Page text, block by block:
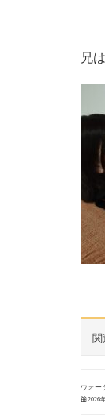
兄
ウォー
2026